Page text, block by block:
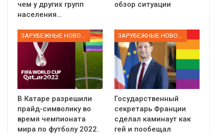
чем у других групп
населения…
обзор ситуации
В Катаре разрешили
прайд-символику во
время чемпионата
мира по футболу 2022.
Государственный
секретарь Франции
сделал каминаут как
гей и пообещал